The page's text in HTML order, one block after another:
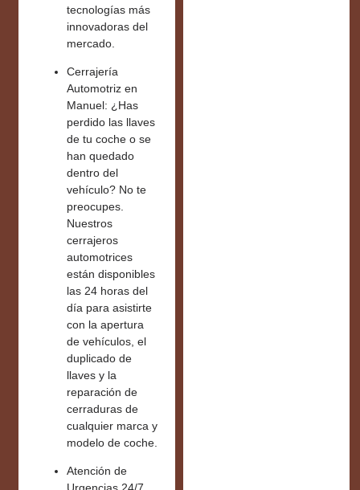
tecnologías más
innovadoras del
mercado.
Cerrajería
Automotriz en
Manuel: ¿Has
perdido las llaves
de tu coche o se
han quedado
dentro del
vehículo? No te
preocupes.
Nuestros
cerrajeros
automotrices
están disponibles
las 24 horas del
día para asistirte
con la apertura
de vehículos, el
duplicado de
llaves y la
reparación de
cerraduras de
cualquier marca y
modelo de coche.
Atención de